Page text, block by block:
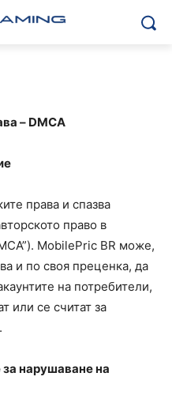
– DMCA
права и спазва
право в
MobilePric BR може,
и по своя преценка, да
на потребители,
или се считат за
нарушаване на